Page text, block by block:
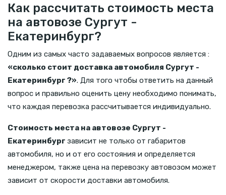
Как рассчитать стоимость места
на автовозе Сургут -
Екатеринбург?
Одним из самых часто задаваемых вопросов является :
«сколько стоит доставка автомобиля Сургут -
Екатеринбург ?». Для того чтобы ответить на данный
вопрос и правильно оценить цену необходимо понимать,
что каждая перевозка рассчитывается индивидуально.
Стоимость места на автовозе Сургут -
Екатеринбург зависит не только от габаритов
автомобиля, но и от его состояния и определяется
менеджером, также цена на перевозку автовозом может
зависит от скорости доставки автомобиля.